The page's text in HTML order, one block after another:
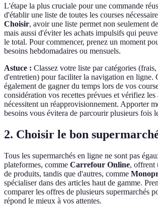
L'étape la plus cruciale pour une commande
d'établir une liste de toutes les courses
Choisir, avoir une liste permet non seulement
mais aussi d'éviter les achats impulsifs qui
le total. Pour commencer, prenez un moment
besoins hebdomadaires ou mensuels.
Astuce : Classez votre liste par catégories
d'entretien) pour faciliter la navigation en ligne.
également de gagner du temps lors de vos
considération vos recettes prévues et vérifiez les
nécessitent un réapprovisionnement. Apporter
besoins vous évitera de parcourir plusieurs fois
2. Choisir le bon
Tous les supermarchés en ligne ne sont pas
plateformes, comme Carrefour Online, offrent
de produits, tandis que d'autres, comme
spécialiser dans des articles haut de gamme.
comparer les offres de plusieurs supermarchés
répond le mieux à vos attentes.